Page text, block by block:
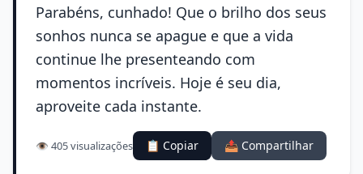
Parabéns, cunhado! Que o brilho dos seus
sonhos nunca se apague e que a vida
continue lhe presenteando com
momentos incríveis. Hoje é seu dia,
aproveite cada instante.
👁️ 405 visualizações 📋 Copiar 📤 Compartilhar